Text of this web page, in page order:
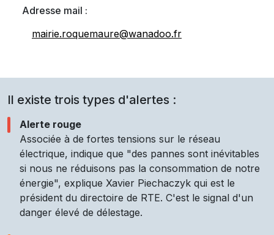
Adresse mail :
mairie.roquemaure@wanadoo.fr
Il existe trois types d'alertes :
Alerte rouge
Associée à de fortes tensions sur le réseau
électrique, indique que "des pannes sont inévitables
si nous ne réduisons pas la consommation de notre
énergie", explique Xavier Piechaczyk qui est le
président du directoire de RTE. C'est le signal d'un
danger élevé de délestage.